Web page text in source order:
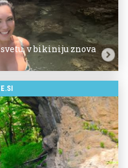
v bikiniju znova